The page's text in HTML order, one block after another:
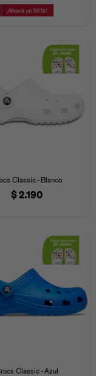
30
Classic - Blanco
$2.190
Classic - Azul